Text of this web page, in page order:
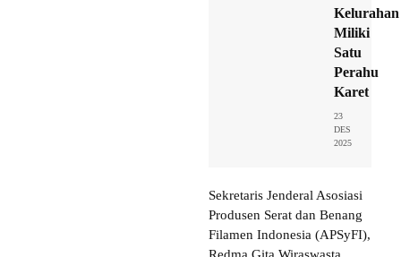
Kelurahan
Miliki
Satu
Perahu
Karet
23
DES
2025
Sekretaris Jenderal Asosiasi
Produsen Serat dan Benang
Filamen Indonesia (APSyFI),
Redma Gita Wiraswasta